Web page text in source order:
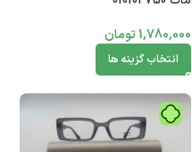
1,780,000تومان
انتخاب گزینه ها